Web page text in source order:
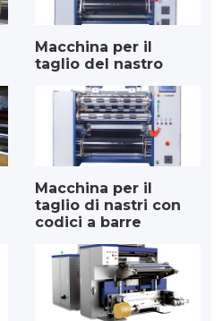
Macchina per il
taglio del nastro
Macchina per il
taglio di nastri con
codici a barre